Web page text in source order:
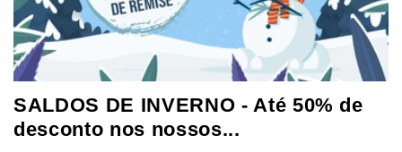
SALDOS DE INVERNO - Até 50% de
desconto nos nossos...